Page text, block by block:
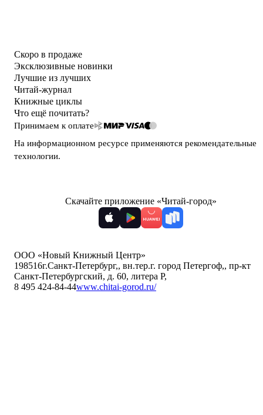
Скоро в продаже
Эксклюзивные новинки
Лучшие из лучших
Читай-журнал
Книжные циклы
Что ещё почитать?
Принимаем к оплате
На информационном ресурсе применяются рекомендательные
технологии.
Скачайте приложение «Читай-город»
ООО «Новый Книжный Центр»
198516г.Санкт-Петербург,, вн.тер.г. город Петергоф,, пр-кт
Санкт-Петербургский, д. 60, литера Р,
8 495 424-84-44www.chitai-gorod.ru/